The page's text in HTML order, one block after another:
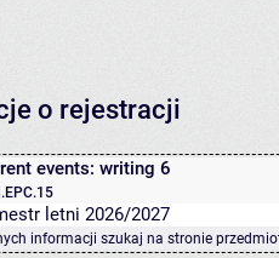
o rejestracji
events: writing 6
letni 2026/2027
informacji szukaj na stronie